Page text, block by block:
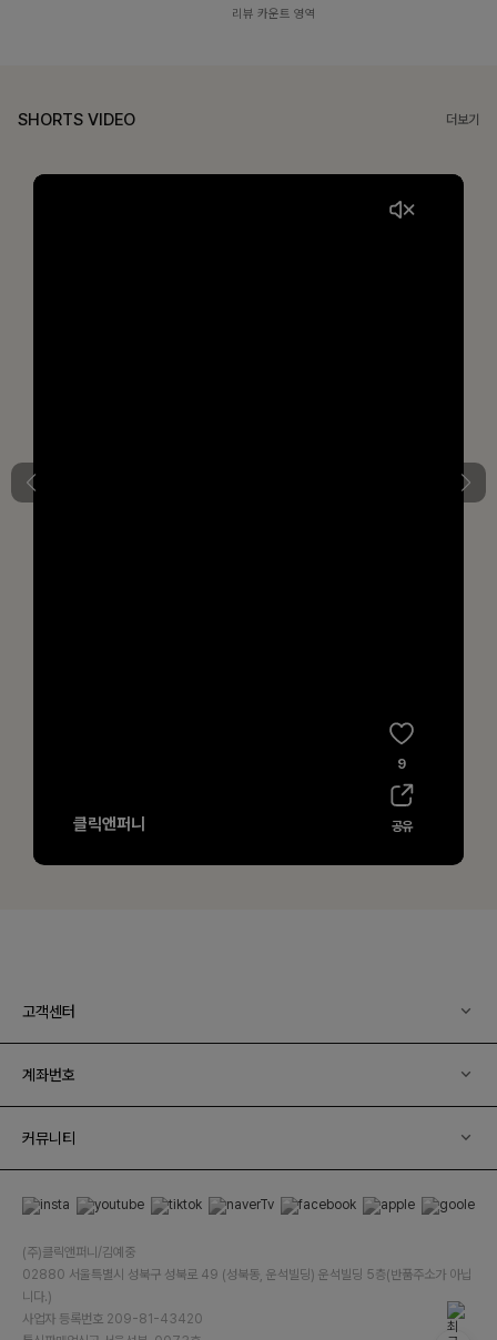
리뷰 카운트 영역
SHORTS VIDEO 더보기
고객센터
계좌번호
커뮤니티
(주)클릭앤퍼니/김예중
02880 서울특별시 성북구 성북로 49 (성북동, 운석빌딩) 운석빌딩 5층(반품주소가 아닙
니다.)
사업자 등록번호 209-81-43420